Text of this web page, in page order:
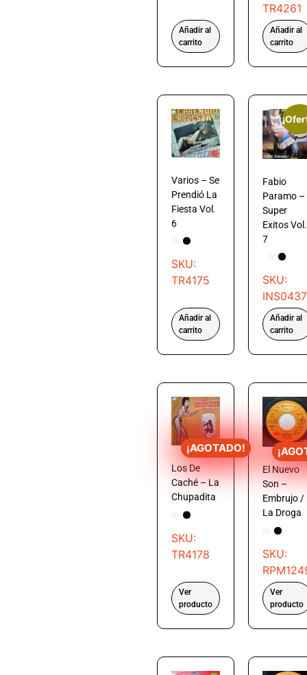
Añadir al
carrito
TR4261
Añadir al
carrito
Varios – Se
Prendió La
Fiesta Vol.
6
SKU:
TR4175
Añadir al
carrito
Fabio
Paramo –
Super
Exitos Vol.
7
SKU:
INS0437
Añadir al
carrito
¡AGOTADO!
Los De
Caché – La
Chupadita
SKU:
TR4178
Ver
producto
El Nuevo
Son –
Embrujo /
La Droga
SKU:
Ver
producto